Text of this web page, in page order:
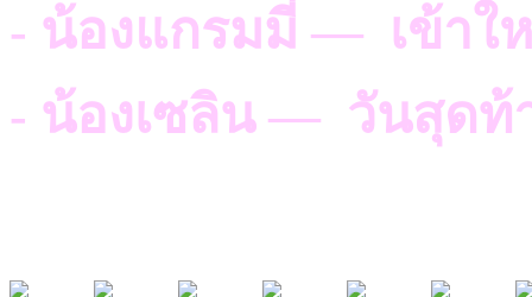
- น้องแกรมมี่ — เข้าใ
- น้องเซลิน — วันสุดท้